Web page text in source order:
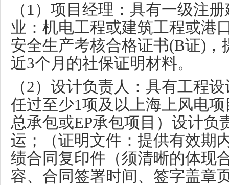
（ 1 ）项目经理：具有一级注
业：机电工程或建筑工程或港
安全生产考核合格证书(B证)
近3个月的社保证明材料。
（2 ）设计负责人：具有工程
任过至少1项及以上海上风电
总承包或EP承包项目）设计负
运；（证明文件：提供有效期
绩合同复印件（须清晰的体现
容、合同签署时间、签字盖章